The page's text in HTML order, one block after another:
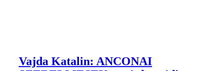
Vajda Katalin: ANCONAI